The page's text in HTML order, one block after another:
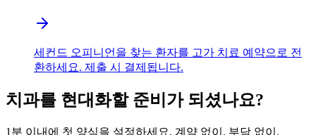
세컨드 오피니언을 찾는 환자를 고가 치료 예약으로 전
환하세요. 제출 시 결제됩니다.
치과를 현대화할 준비가 되셨나요?
1분 이내에 첫 양식을 설정하세요. 계약 없이, 부담 없이.